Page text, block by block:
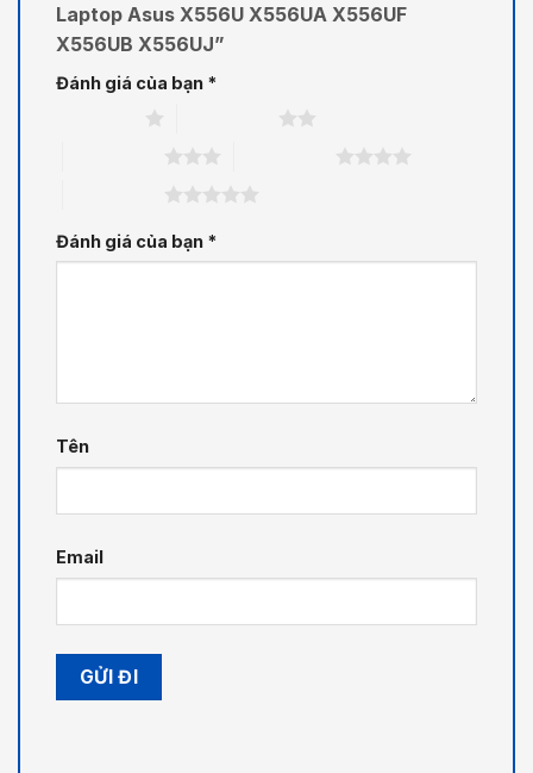
Laptop Asus X556U X556UA X556UF
X556UB X556UJ”
Đánh giá của bạn *
Đánh giá của bạn *
Tên
Email